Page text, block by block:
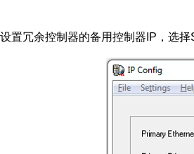
设置冗余控制器的备用控制器 IP ，选择